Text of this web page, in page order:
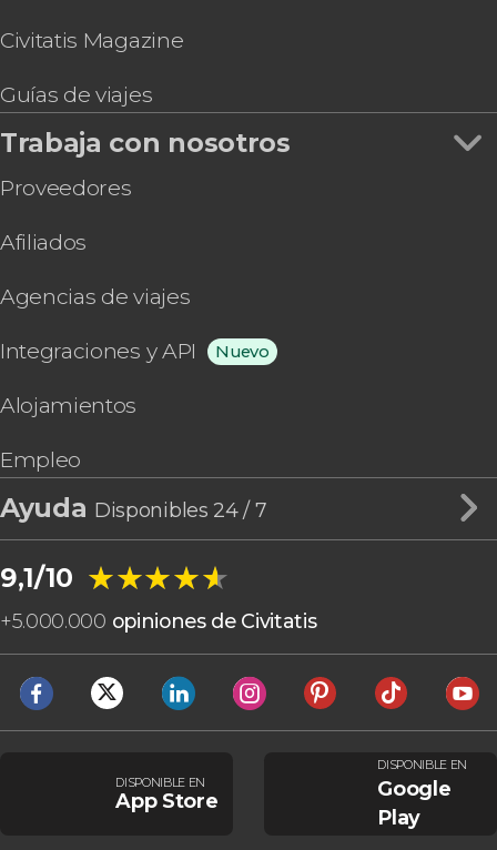
Civitatis Magazine
Guías de viajes
Trabaja con nosotros
Proveedores
Afiliados
Agencias de viajes
Integraciones y API Nuevo
Alojamientos
Empleo
Ayuda Disponibles 24 / 7
9,1/10 ★★★★★
★★★★★
+5.000.000 opiniones de Civitatis
DISPONIBLE EN
App Store
DISPONIBLE EN
Google
Play